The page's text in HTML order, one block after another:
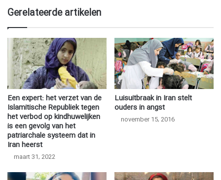
Gerelateerde artikelen
Een expert: het verzet van de
Islamitische Republiek tegen
het verbod op kindhuwelijken
is een gevolg van het
patriarchale systeem dat in
Iran heerst
maart 31, 2022
Luisuitbraak in Iran stelt
ouders in angst
november 15, 2016